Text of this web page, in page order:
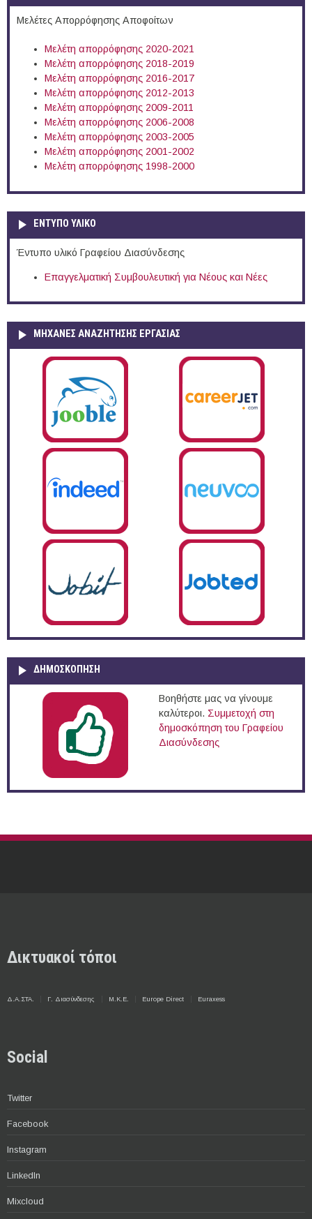
Μελέτες Απορρόφησης Αποφοίτων
Μελέτη απορρόφησης 2020-2021
Μελέτη απορρόφησης 2018-2019
Μελέτη απορρόφησης 2016-2017
Μελέτη απορρόφησης 2012-2013
Μελέτη απορρόφησης 2009-2011
Μελέτη απορρόφησης 2006-2008
Μελέτη απορρόφησης 2003-2005
Μελέτη απορρόφησης 2001-2002
Μελέτη απορρόφησης 1998-2000
ΕΝΤΥΠΟ ΥΛΙΚΟ
Έντυπο υλικό Γραφείου Διασύνδεσης
Επαγγελματική Συμβουλευτική για Νέους και Νέες
ΜΗΧΑΝΕΣ ΑΝΑΖΗΤΗΣΗΣ ΕΡΓΑΣΙΑΣ
ΔΗΜΟΣΚΌΠΗΣΗ
Βοηθήστε μας να γίνουμε
καλύτεροι. Συμμετοχή στη
δημοσκόπηση του Γραφείου
Διασύνδεσης
Δικτυακοί τόποι
Δ.Α.ΣΤΑ. Γ. Διασύνδεσης Μ.Κ.Ε. Europe Direct Euraxess
Social
Twitter
Facebook
Instagram
LinkedIn
Mixcloud